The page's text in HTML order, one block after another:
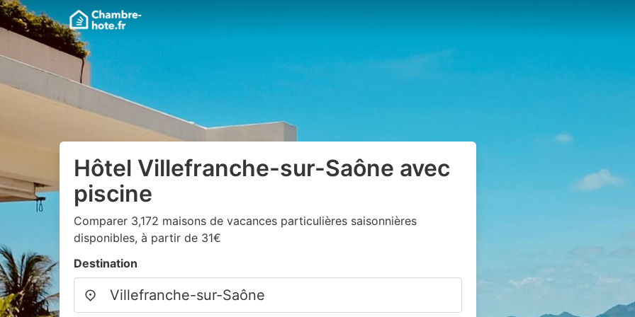
Hôtel Villefranche-sur-Saône avec
piscine
Comparer 3,172 maisons de vacances particulières saisonnières
disponibles, à partir de 31€
Destination